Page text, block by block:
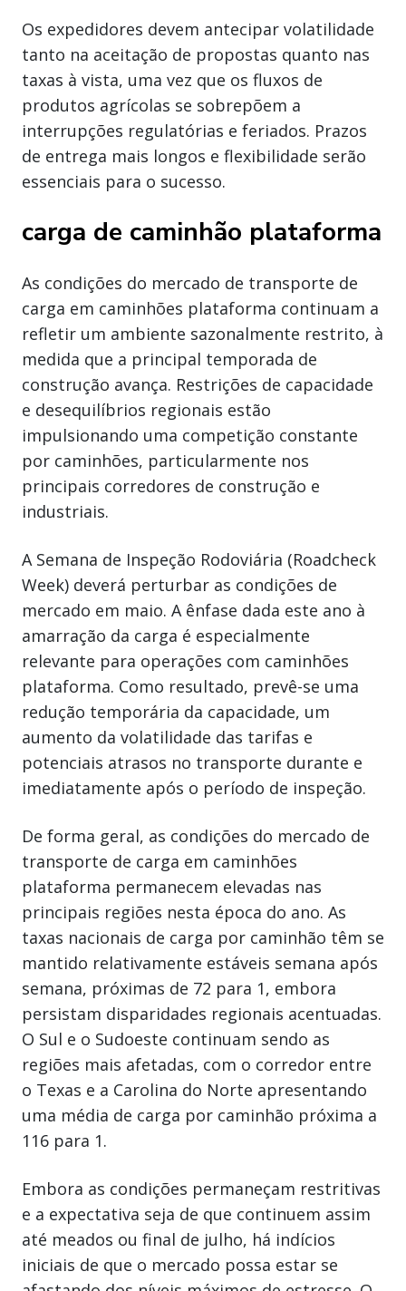
Os expedidores devem antecipar volatilidade
tanto na aceitação de propostas quanto nas
taxas à vista, uma vez que os fluxos de
produtos agrícolas se sobrepõem a
interrupções regulatórias e feriados. Prazos
de entrega mais longos e flexibilidade serão
essenciais para o sucesso.
carga de caminhão plataforma
As condições do mercado de transporte de
carga em caminhões plataforma continuam a
refletir um ambiente sazonalmente restrito, à
medida que a principal temporada de
construção avança. Restrições de capacidade
e desequilíbrios regionais estão
impulsionando uma competição constante
por caminhões, particularmente nos
principais corredores de construção e
industriais.
A Semana de Inspeção Rodoviária (Roadcheck
Week) deverá perturbar as condições de
mercado em maio. A ênfase dada este ano à
amarração da carga é especialmente
relevante para operações com caminhões
plataforma. Como resultado, prevê-se uma
redução temporária da capacidade, um
aumento da volatilidade das tarifas e
potenciais atrasos no transporte durante e
imediatamente após o período de inspeção.
De forma geral, as condições do mercado de
transporte de carga em caminhões
plataforma permanecem elevadas nas
principais regiões nesta época do ano. As
taxas nacionais de carga por caminhão têm se
mantido relativamente estáveis semana após
semana, próximas de 72 para 1, embora
persistam disparidades regionais acentuadas.
O Sul e o Sudoeste continuam sendo as
regiões mais afetadas, com o corredor entre
o Texas e a Carolina do Norte apresentando
uma média de carga por caminhão próxima a
116 para 1.
Embora as condições permaneçam restritivas
e a expectativa seja de que continuem assim
até meados ou final de julho, há indícios
iniciais de que o mercado possa estar se